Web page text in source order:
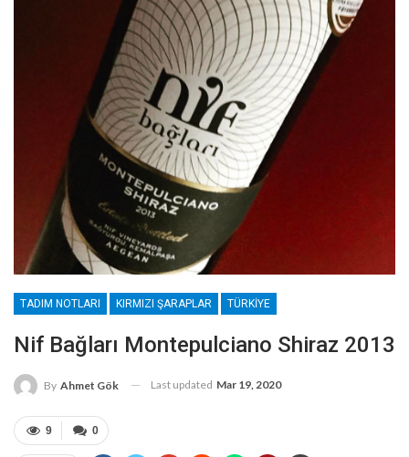
TADIM NOTLARI KIRMIZI ŞARAPLAR TÜRKIYE
Nif Bağları Montepulciano Shiraz 2013
By Ahmet Gök Last updated Mar 19, 2020
0
9